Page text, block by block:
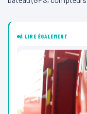
À LIRE ÉGALEMENT